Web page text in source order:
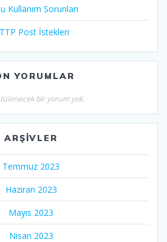
Kullanım Sorunları
Post İstekleri
YORUMLAR
bir yorum yok.
ARŞIVLER
Temmuz 2023
Haziran 2023
Mayıs 2023
Nisan 2023